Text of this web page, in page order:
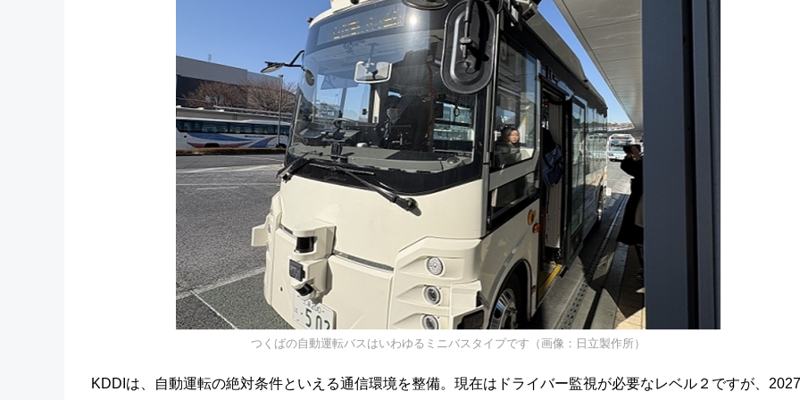
つくばの自動運転バスはいわゆるミニバスタイプです（画像：日立製作所）
KDDIは、自動運転の絶対条件といえる通信環境を整備。現在はドライバー監視が必要なレベル２ですが、2027